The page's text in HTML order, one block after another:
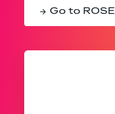
Go to ROSE